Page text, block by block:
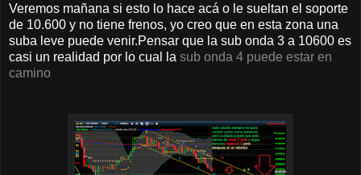
Veremos mañana si esto lo hace acá o le sueltan el soporte
de 10.600 y no tiene frenos, yo creo que en esta zona una
suba leve puede venir.Pensar que la sub onda 3 a 10600 es
casi un realidad por lo cual la sub onda 4 puede estar en
camino